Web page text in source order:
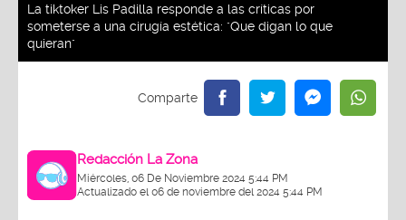
La tiktoker Lis Padilla responde a las críticas por
someterse a una cirugía estética: "Que digan lo que
quieran"
Redacción La Zona
Miércoles, 06 De Noviembre 2024 5:44 PM
Actualizado el 06 de noviembre del 2024 5:44 PM